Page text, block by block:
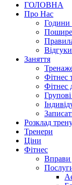
ГОЛОВНА
Про Нас
Години
Заняття
Фітнес
Фітнес
Розклад
Тренери
Ціни
Фітнес
Вправи